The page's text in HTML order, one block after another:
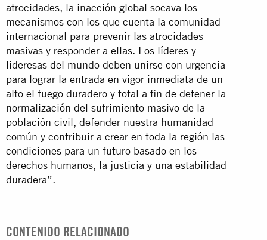
atrocidades, la inacción global socava los
mecanismos con los que cuenta la comunidad
internacional para prevenir las atrocidades
masivas y responder a ellas. Los líderes y
lideresas del mundo deben unirse con urgencia
para lograr la entrada en vigor inmediata de un
alto el fuego duradero y total a fin de detener la
normalización del sufrimiento masivo de la
población civil, defender nuestra humanidad
común y contribuir a crear en toda la región las
condiciones para un futuro basado en los
derechos humanos, la justicia y una estabilidad
duradera”.
CONTENIDO RELACIONADO